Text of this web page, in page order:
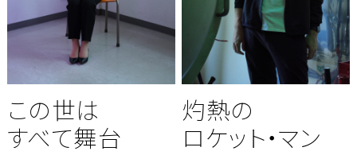
この世は
すべて舞台
灼熱の
ロケット・マン